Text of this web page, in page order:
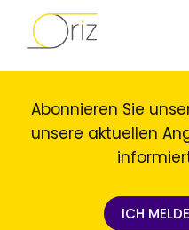
Abonnieren Sie
unsere aktuellen
ICH